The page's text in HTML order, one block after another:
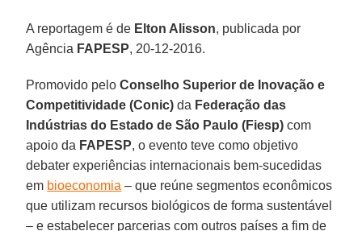
A reportagem é de Elton Alisson, publicada por
Agência FAPESP, 20-12-2016.
Promovido peloConselho Superior de Inovação e
Competitividade (Conic) da Federação das
Indústrias do Estado de São Paulo (Fiesp) com
apoio da FAPESP, o evento teve como objetivo
debater experiências internacionais bem-sucedidas
em bioeconomia – que reúne segmentos econômicos
que utilizam recursos biológicos de forma sustentável
– e estabelecer parcerias com outros países a fim de